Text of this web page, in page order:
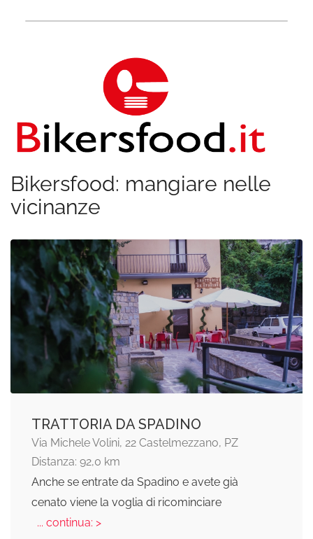
Bikersfood: mangiare nelle
vicinanze
TRATTORIA DA SPADINO
Via Michele Volini, 22 Castelmezzano, PZ
Distanza: 92,0 km
Anche se entrate da Spadino e avete già
cenato viene la voglia di ricominciare
... continua: >